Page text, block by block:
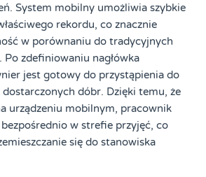
System mobilny umożliwia szybkie
rekordu, co znacznie
w porównaniu do tradycyjnych
zdefiniowaniu nagłówka
jest gotowy do przystąpienia do
dóbr. Dzięki temu, że
urządzeniu mobilnym, pracownik
w strefie przyjęć, co
się do stanowiska